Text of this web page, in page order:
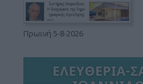
Πρωινή 5-8-2026